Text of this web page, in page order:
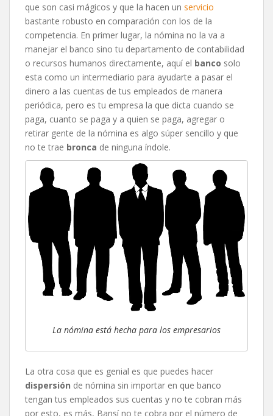
que son casi mágicos y que la hacen un servicio
bastante robusto en comparación con los de la
competencia. En primer lugar, la nómina no la va a
manejar el banco sino tu departamento de contabilidad
o recursos humanos directamente, aquí el banco solo
esta como un intermediario para ayudarte a pasar el
dinero a las cuentas de tus empleados de manera
periódica, pero es tu empresa la que dicta cuando se
paga, cuanto se paga y a quien se paga, agregar o
retirar gente de la nómina es algo súper sencillo y que
no te trae bronca de ninguna índole.
La nómina está hecha para los empresarios
La otra cosa que es genial es que puedes hacer
dispersión de nómina sin importar en que banco
tengan tus empleados sus cuentas y no te cobran más
por esto, es más, Bansí no te cobra por el número de